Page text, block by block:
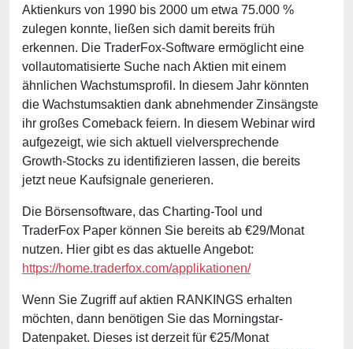
Aktienkurs von 1990 bis 2000 um etwa 75.000 %
zulegen konnte, ließen sich damit bereits früh
erkennen. Die TraderFox-Software ermöglicht eine
vollautomatisierte Suche nach Aktien mit einem
ähnlichen Wachstumsprofil. In diesem Jahr könnten
die Wachstumsaktien dank abnehmender Zinsängste
ihr großes Comeback feiern. In diesem Webinar wird
aufgezeigt, wie sich aktuell vielversprechende
Growth-Stocks zu identifizieren lassen, die bereits
jetzt neue Kaufsignale generieren.
Die Börsensoftware, das Charting-Tool und
TraderFox Paper können Sie bereits ab €29/Monat
nutzen. Hier gibt es das aktuelle Angebot:
https://home.traderfox.com/applikationen/
Wenn Sie Zugriff auf aktien RANKINGS erhalten
möchten, dann benötigen Sie das Morningstar-
Datenpaket. Dieses ist derzeit für €25/Monat